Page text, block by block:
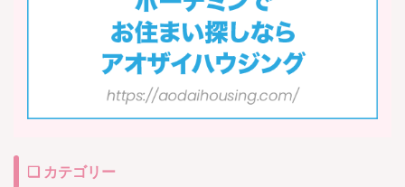
❏ カテゴリー